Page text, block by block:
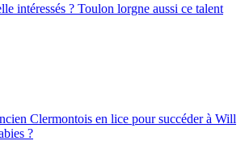
intéressés ? Toulon lorgne aussi ce talent
Clermontois en lice pour succéder à Will
?